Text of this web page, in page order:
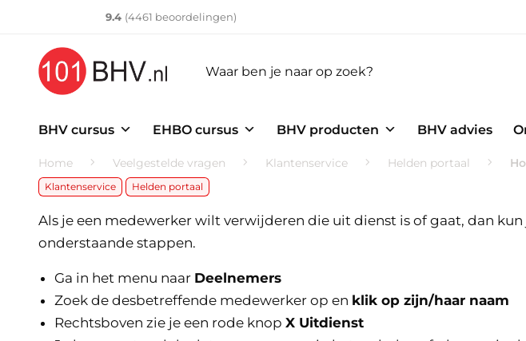
Klantenvertellen
9.410
(4461 ​ beoordelingen)
BHV cursus EHBO cursus BHV producten BHV advies
Home Veelgestelde vragen Klantenservice Helden portaal
Klantenservice Helden portaal
Als je een medewerker wilt verwijderen die uit dienst is of gaat, dan
onderstaande stappen.
Ga in het menu naar Deelnemers
Zoek de desbetreffende medewerker op en klik op zijn/haar naam
Rechtsboven zie je een rode knop X Uitdienst